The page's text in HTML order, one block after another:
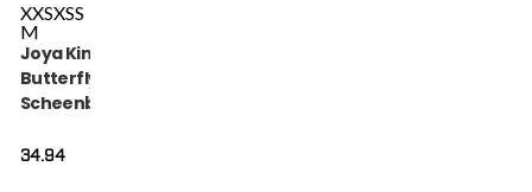
XXSXSS
M
Joya Kinder
Butterfly
Scheenbeschermers
34.94